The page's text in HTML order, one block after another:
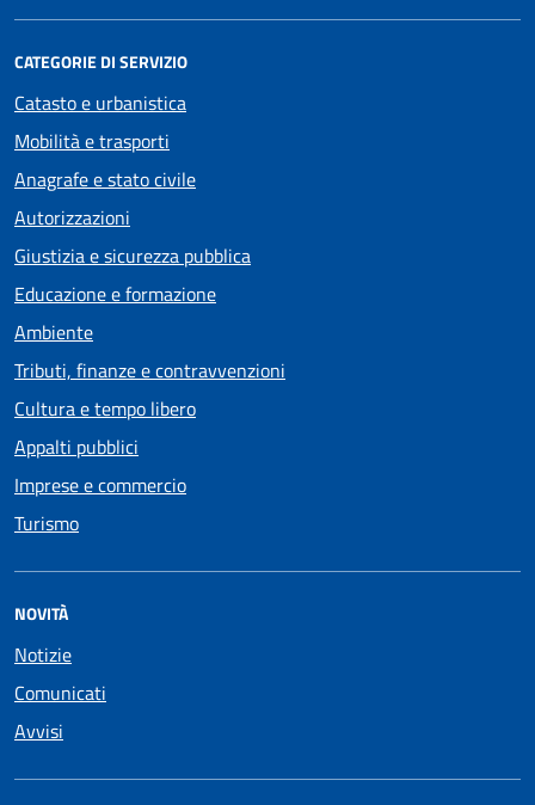
CATEGORIE DI SERVIZIO
Catasto e urbanistica
Mobilità e trasporti
Anagrafe e stato civile
Autorizzazioni
Giustizia e sicurezza pubblica
Educazione e formazione
Ambiente
Tributi, finanze e contravvenzioni
Cultura e tempo libero
Appalti pubblici
Imprese e commercio
Turismo
NOVITÀ
Notizie
Comunicati
Avvisi